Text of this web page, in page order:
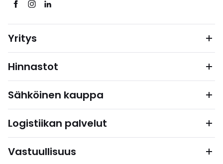
Yritys
Hinnastot
Sähköinen kauppa
Logistiikan palvelut
Vastuullisuus